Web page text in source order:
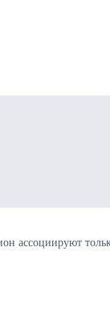
ассоциируют